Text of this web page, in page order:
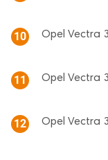
10 Opel Vectra
11 Opel Vectra
12 Opel Vectra